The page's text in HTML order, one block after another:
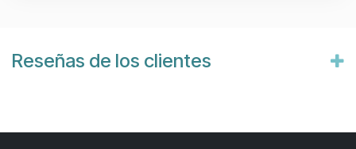
Reseñas de los clientes